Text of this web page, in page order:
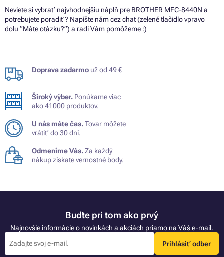
Neviete si vybrať najvhodnejšiu náplň pre BROTHER MFC-8440N a
potrebujete poradiť? Napíšte nám cez chat (zelené tlačidlo vpravo
dolu “Máte otázku?”) a radi Vám pomôžeme :)
Doprava zadarmo už od 49 €
Široký výber. Ponúkame viac
ako 41000 produktov.
U nás máte čas.Tovar môžete
vrátiť do 30 dní.
Odmeníme Vás.Za každý
nákup získate vernostné body.
Buďte pri tom ako prvý
Najnovšie informácie o novinkách a akciách priamo na Váš e-mail.
Prihlásiť odber